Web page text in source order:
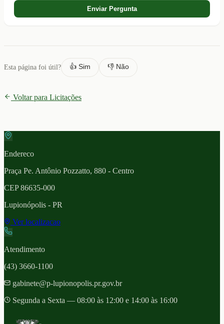
Enviar Pergunta
Esta página foi útil? 👍 Sim 👎 Não
Voltar para Licitações
Endereco
Praça Pe. Antônio Pozzatto, 880 - Centro
CEP86635-000
Lupionópolis - PR
Ver localizacao
Atendimento
(43) 3660-1100
gabinete@p-lupionopolis.pr.gov.br
Segunda a Sexta — 08:00 às 12:00 e 14:00 às 16:00